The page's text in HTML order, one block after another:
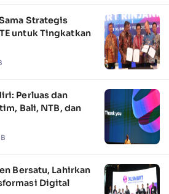
Strategis
untuk Tingkatkan
Perluas dan
Bali, NTB, dan
Bersatu, Lahirkan
Digital